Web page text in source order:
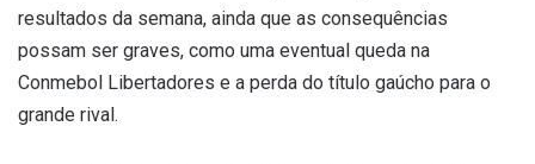
resultados da semana, ainda que as consequências
possam ser graves, como uma eventual queda na
Conmebol Libertadores e a perda do título gaúcho para o
grande rival.